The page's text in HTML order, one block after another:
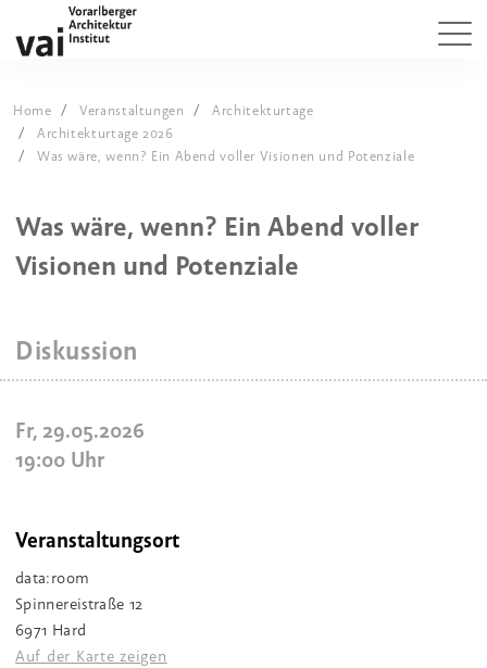
Home Veranstaltungen
Architekturtage
Architekturtage 2026
Was wäre, wenn? Ein Abend voller Visionen und Potenziale
Was wäre, wenn? Ein Abend voller
Visionen und Potenziale
Diskussion
Fr, 29.05.2026
19:00 Uhr
Veranstaltungsort
data:room
Spinnereistraße 12
6971 Hard
Auf der Karte zeigen